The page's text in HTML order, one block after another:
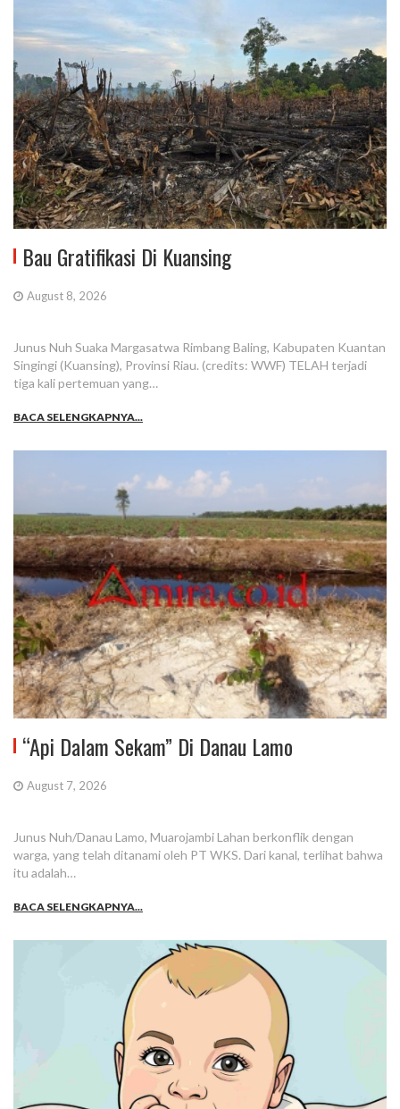
Bau Gratifikasi Di Kuansing
August 8, 2026
Junus Nuh Suaka Margasatwa Rimbang Baling, Kabupaten Kuantan
Singingi (Kuansing), Provinsi Riau. (credits: WWF) TELAH terjadi
tiga kali pertemuan yang…
BACA SELENGKAPNYA...
“Api Dalam Sekam” Di Danau Lamo
August 7, 2026
Junus Nuh/Danau Lamo, Muarojambi Lahan berkonflik dengan
warga, yang telah ditanami oleh PT WKS. Dari kanal, terlihat bahwa
itu adalah…
BACA SELENGKAPNYA...